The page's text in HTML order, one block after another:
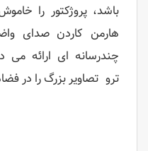
باشد، پروژکتور را
هارمن کاردن صدای
چندرسانه ای ارائه
ترو تصاویر بزرگ را در